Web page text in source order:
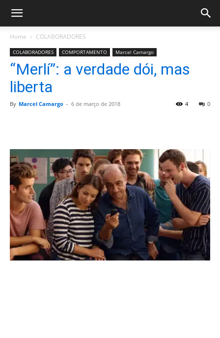
Home COLABORADORES
COLABORADORES COMPORTAMENTO Marcel Camargo
“Merlí”: a verdade dói, mas
liberta
By Marcel Camargo - 6 de março de 2018 0
4